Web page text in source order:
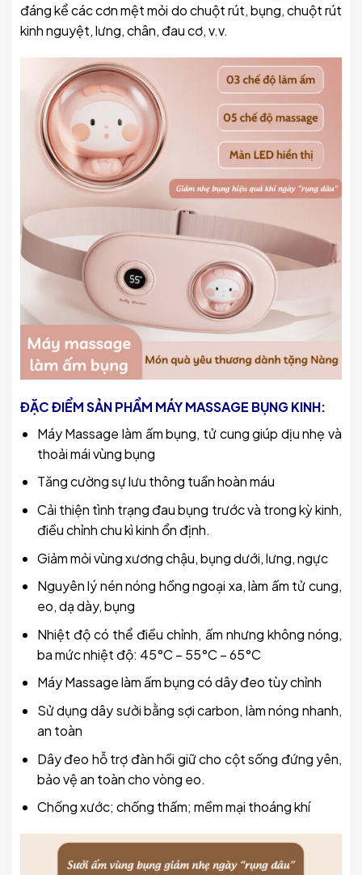
đáng kể các cơn mệt mỏi do chuột rút, bụng, chuột rút
kinh nguyệt, lưng, chân, đau cơ, v.v.
ĐẶC ĐIỂM SẢN PHẨM MÁY MASSAGE BỤNG KINH:
Máy Massage làm ấm bụng, tử cung giúp dịu nhẹ và
thoải mái vùng bụng
Tăng cường sự lưu thông tuần hoàn máu
Cải thiện tình trạng đau bụng trước và trong kỳ kinh,
điều chỉnh chu kì kinh ổn định.
Giảm mỏi vùng xương chậu, bụng dưới, lưng, ngực
Nguyên lý nén nóng hồng ngoại xa, làm ấm tử cung,
eo, dạ dày, bụng
Nhiệt độ có thể điều chỉnh, ấm nhưng không nóng,
ba mức nhiệt độ: 45°C – 55°C – 65°C
Máy Massage làm ấm bụng có dây đeo tùy chỉnh
Sử dụng dây sưởi bằng sợi carbon, làm nóng nhanh,
an toàn
Dây đeo hỗ trợ đàn hồi giữ cho cột sống đứng yên,
bảo vệ an toàn cho vòng eo.
Chống xước; chống thấm; mềm mại thoáng khí